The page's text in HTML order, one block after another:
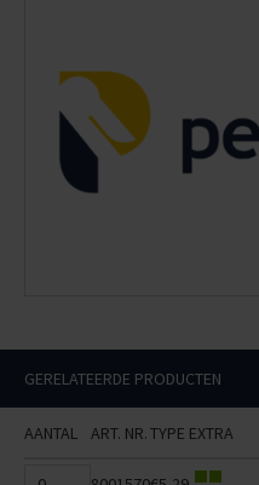
GERELATEERDE PRODUCTEN
AANTAL ART. NR.TYPE EXTRA